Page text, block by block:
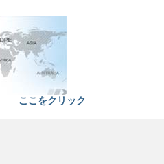
ここをクリック